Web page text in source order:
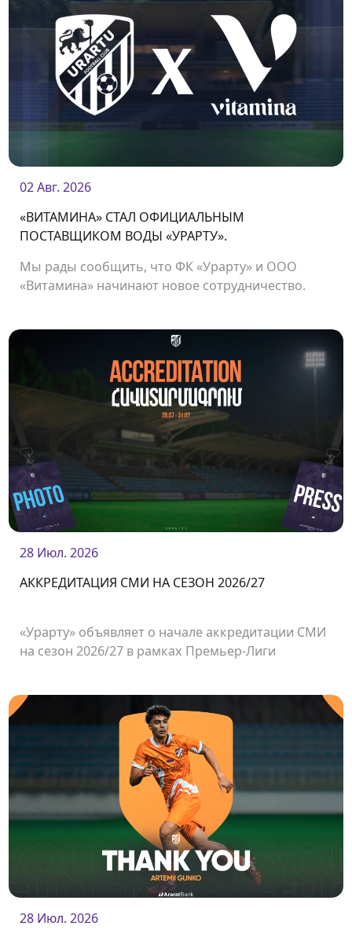
02 Авг. 2026
«ВИТАМИНА» СТАЛ ОФИЦИАЛЬНЫМ
ПОСТАВЩИКОМ ВОДЫ «УРАРТУ».
Мы рады сообщить, что ФК «Урарту» и ООО
«Витамина» начинают новое сотрудничество.
28 Июл. 2026
АККРЕДИТАЦИЯ СМИ НА СЕЗОН 2026/27
«Урарту» объявляет о начале аккредитации СМИ
на сезон 2026/27 в рамках Премьер-Лиги
28 Июл. 2026